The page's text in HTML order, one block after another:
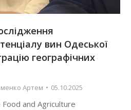
вин Одеської
географічних
Артем 05.10.2025
Food and Agriculture